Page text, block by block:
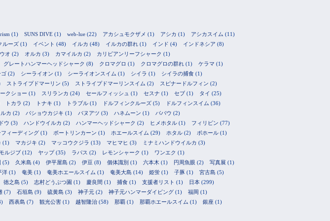
(1) SUNS DIVE (1) web-lue (22) アカシュモクザメ (1) アシカ (1) アシカスイム (11)
ルーズ (1) イベント (48) イルカ (48) イルカの群れ (1) インド (4) インドネシア (8)
オ (2) オルカ (3) カマイルカ (2) カリビアンリーフシャーク (1)
グレートハンマーヘッドシャーク (8) クロマグロ (1) クロマグロの群れ (1) ケラマ (1)
ゴ (2) シーライオン (1) シーライオンスイム (1) シイラ (1) シイラの捕食 (1)
ストライプドマーリン (5) ストライプドマーリンスイム (2) スピナードルフィン (2)
クショー (1) スリランカ (24) セールフィッシュ (1) セスナ (1) セブ (1) タイ (25)
トカラ (2) トナキ (1) トラブル (1) ドルフィンクルーズ (5) ドルフィンスイム (36)
カ (2) バショウカジキ (1) バヌアツ (3) ハネムーン (1) ババウ (2)
ウ (3) ハンドウイルカ (2) ハンマーヘッドシャーク (2) ヒメホタル (1) フィリピン (77)
ィーディング (1) ポートリンカーン (1) ホエールスイム (29) ホタル (2) ボホール (1)
(1) マカジキ (2) マッコウクジラ (13) マヒマヒ (3) ミナミハンドウイルカ (3)
ルジブ (12) ヤップ(35) ラパス (2) レモンシャーク (1) ワンエク (1)
(5) 久米島 (4) 伊平屋島 (2) 伊豆 (8) 個体識別 (1) 六本木 (1) 円周魚眼 (2) 写真展 (1)
洋 (1) 奄美 (1) 奄美ホエールスイム (1) 奄美大島 (14) 姫蛍 (1) 子豚 (1) 宮古島 (5)
徳之島 (5) 志村どうぶつ園 (1) 慶良間 (1) 捕食 (1) 支援者リスト (1) 日本 (299)
(7) 石垣島 (9) 硫黄島 (3) 神子元 (2) 神子元ハンマーダイビング (1) 福岡 (1)
西表島 (7) 観光公害 (1) 越智隆治 (58) 那覇 (1) 那覇ホエールスイム (1) 銀座 (1)